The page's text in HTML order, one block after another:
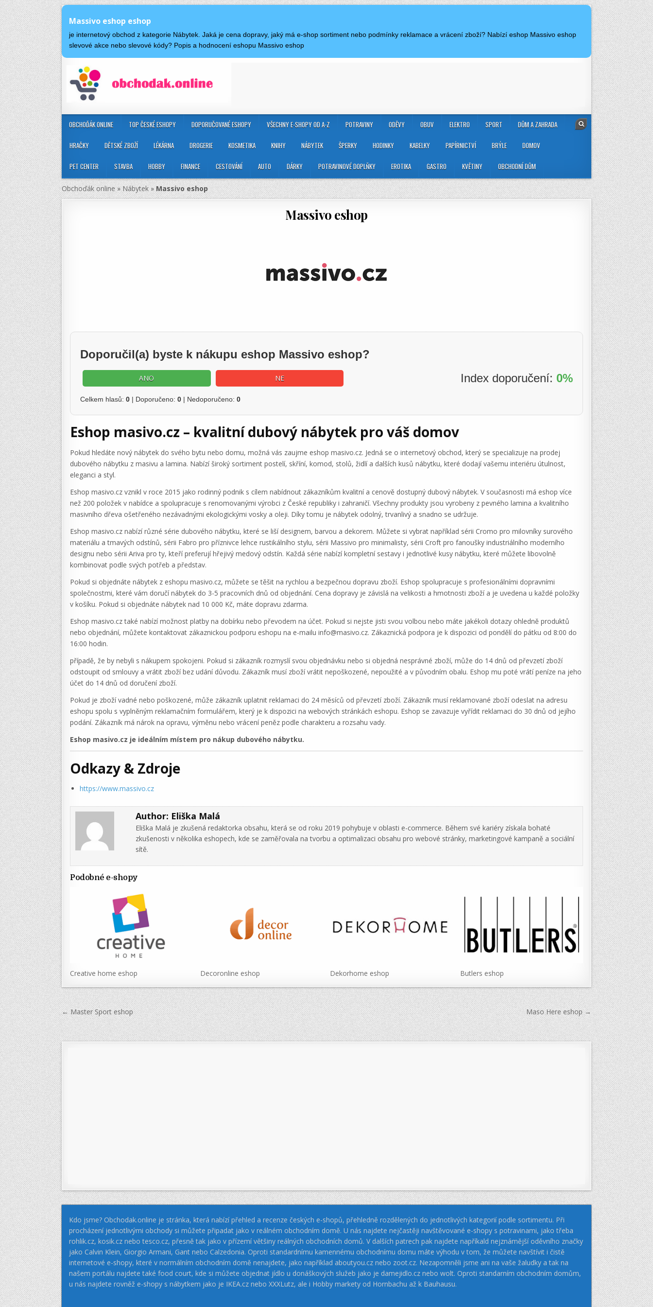
Massivo eshop eshop
je internetový obchod z kategorie Nábytek. Jaká je cena dopravy, jaký má e-shop sortiment nebo podmínky reklamace a vrácení zboží? Nabízí eshop Massivo eshop
slevové akce nebo slevové kódy? Popis a hodnocení eshopu Massivo eshop
OBCHOĎÁK ONLINE TOP ČESKÉ ESHOPY DOPORUČOVANÉ ESHOPY VŠECHNY E-SHOPY OD A-Z POTRAVINY ODĚVY OBUV ELEKTRO SPORT DŮM A ZAHRADA
HRAČKY DĚTSKÉ ZBOŽÍ LÉKÁRNA DROGERIE KOSMETIKA KNIHY NÁBYTEK ŠPERKY HODINKY KABELKY PAPÍRNICTVÍ BRÝLE DOMOV
PET CENTER STAVBA HOBBY FINANCE CESTOVÁNÍ AUTO DÁRKY POTRAVINOVÉ DOPLŇKY EROTIKA GASTRO KVĚTINY OBCHODNÍ DŮM
Obchoďák online»Nábytek»Massivo eshop
Massivo eshop
Doporučil(a) byste k nákupu eshop Massivo eshop?
ANO NE Index doporučení: 0%
Celkem hlasů: 0 | Doporučeno: 0 | Nedoporučeno: 0
Eshop masivo.cz – kvalitní dubový nábytek pro váš domov
Pokud hledáte nový nábytek do svého bytu nebo domu, možná vás zaujme eshop masivo.cz. Jedná se o internetový obchod, který se specializuje na prodej
dubového nábytku z masivu a lamina. Nabízí široký sortiment postelí, skříní, komod, stolů, židlí a dalších kusů nábytku, které dodají vašemu interiéru útulnost,
eleganci a styl.
Eshop masivo.cz vznikl v roce 2015 jako rodinný podnik s cílem nabídnout zákazníkům kvalitní a cenově dostupný dubový nábytek. V současnosti má eshop více
než 200 položek v nabídce a spolupracuje s renomovanými výrobci z České republiky i zahraničí. Všechny produkty jsou vyrobeny z pevného lamina a kvalitního
masivního dřeva ošetřeného nezávadnými ekologickými vosky a oleji. Díky tomu je nábytek odolný, trvanlivý a snadno se udržuje.
Eshop masivo.cz nabízí různé série dubového nábytku, které se liší designem, barvou a dekorem. Můžete si vybrat například sérii Cromo pro milovníky surového
materiálu a tmavých odstínů, sérii Fabro pro příznivce lehce rustikálního stylu, sérii Massivo pro minimalisty, sérii Croft pro fanoušky industriálního moderního
designu nebo sérii Ariva pro ty, kteří preferují hřejivý medový odstín. Každá série nabízí kompletní sestavy i jednotlivé kusy nábytku, které můžete libovolně
kombinovat podle svých potřeb a představ.
Pokud si objednáte nábytek z eshopu masivo.cz, můžete se těšit na rychlou a bezpečnou dopravu zboží. Eshop spolupracuje s profesionálními dopravními
společnostmi, které vám doručí nábytek do 3-5 pracovních dnů od objednání. Cena dopravy je závislá na velikosti a hmotnosti zboží a je uvedena u každé položky
v košíku. Pokud si objednáte nábytek nad 10 000 Kč, máte dopravu zdarma.
Eshop masivo.cz také nabízí možnost platby na dobírku nebo převodem na účet. Pokud si nejste jisti svou volbou nebo máte jakékoli dotazy ohledně produktů
nebo objednání, můžete kontaktovat zákaznickou podporu eshopu na e-mailu info@masivo.cz. Zákaznická podpora je k dispozici od pondělí do pátku od 8:00 do
16:00 hodin.
případě, že by nebyli s nákupem spokojeni. Pokud si zákazník rozmyslí svou objednávku nebo si objedná nesprávné zboží, může do 14 dnů od převzetí zboží
odstoupit od smlouvy a vrátit zboží bez udání důvodu. Zákazník musí zboží vrátit nepoškozené, nepoužité a v původním obalu. Eshop mu poté vrátí peníze na jeho
účet do 14 dnů od doručení zboží.
Pokud je zboží vadné nebo poškozené, může zákazník uplatnit reklamaci do 24 měsíců od převzetí zboží. Zákazník musí reklamované zboží odeslat na adresu
eshopu spolu s vyplněným reklamačním formulářem, který je k dispozici na webových stránkách eshopu. Eshop se zavazuje vyřídit reklamaci do 30 dnů od jejího
podání. Zákazník má nárok na opravu, výměnu nebo vrácení peněz podle charakteru a rozsahu vady.
Eshop masivo.cz je ideálním místem pro nákup dubového nábytku.
Odkazy & Zdroje
https://www.massivo.cz
Author: Eliška Malá
Eliška Malá je zkušená redaktorka obsahu, která se od roku 2019 pohybuje v oblasti e-commerce. Během své kariéry získala bohaté
zkušenosti v několika eshopech, kde se zaměřovala na tvorbu a optimalizaci obsahu pro webové stránky, marketingové kampaně a sociální
sítě.
Podobné e-shopy
Creative home eshop Decoronline eshop Dekorhome eshop Butlers eshop
Navigace
pro
příspěvek
← Master Sport eshop Maso Here eshop →
Kdo jsme? Obchodak.online je stránka, která nabízí přehled a recenze českých e-shopů, přehledně rozdělených do jednotlivých kategorií podle sortimentu. Při
procházení jednotlivými obchody si můžete připadat jako v reálném obchodním domě. U nás najdete nejčastěji navštěvované e-shopy s potravinami, jako třeba
rohlik.cz, kosik.cz nebo tesco.cz, přesně tak jako v přízemí většiny reálných obchodních domů. V dalších patrech pak najdete napříkald nejznámější oděvního značky
jako Calvin Klein, Giorgio Armani, Gant nebo Calzedonia. Oproti standardnímu kamennému obchodnímu domu máte výhodu v tom, že můžete navštívit i čistě
internetové e-shopy, které v normálním obchodním domě nenajdete, jako například aboutyou.cz nebo zoot.cz. Nezapomněli jsme ani na vaše žaludky a tak na
našem portálu najdete také food court, kde si můžete objednat jídlo u donáškových služeb jako je damejidlo.cz nebo wolt. Oproti standarním obchodním domům,
u nás najdete rovněž e-shopy s nábytkem jako je IKEA.cz nebo XXXLutz, ale i Hobby markety od Hornbachu až k Bauhausu.